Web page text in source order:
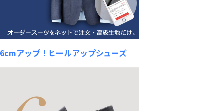
6cmアップ！ヒールアップシューズ